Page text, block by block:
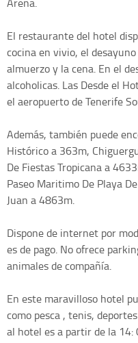
Arena.
El restaurante del hotel
cocina en vivio, el
almuerzo y la cena. En el
alcoholicas. Las Desde el
el aeropuerto de Tenerife
Además, también puede
Histórico a 363m,
De Fiestas Tropicana a
Paseo Maritimo De Playa
Juan a 4863m.
Dispone de internet por
es de pago. No ofrece
animales de compañía.
En este maravilloso hotel
como pesca , tenis,
al hotel es a partir de la